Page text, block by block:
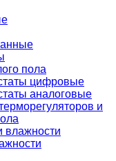
пола
цифровые
аналоговые
и
влажности